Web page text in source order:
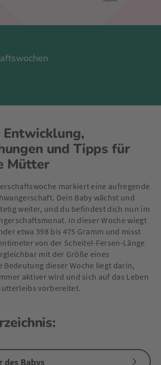
Entwicklung,
und Tipps für
Mütter
markiert eine aufregende
Dein Baby wächst und
weiter, und du befindest dich nun im
In dieser Woche wiegt
etwa 398 bis 475 Gramm und misst
von der Scheitel-Fersen-Länge
mit der Größe eines
Bedeutung dieser Woche liegt darin,
aktiver wird und sich auf das Leben
vorbereitet.
Babys